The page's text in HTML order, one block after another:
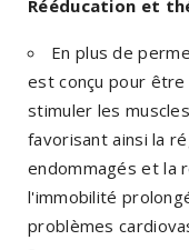
Rééducation et
En plus de
est conçu pour être
stimuler les
favorisant ainsi la
endommagés et la
l'immobilité
problèmes